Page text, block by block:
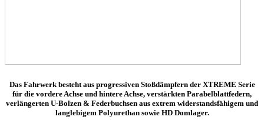
Das Fahrwerk besteht aus progressiven Stoßdämpfern der XTREME Serie
für die vordere Achse und hintere Achse, verstärkten Parabelblattfedern,
verlängerten U-Bolzen & Federbuchsen aus extrem widerstandsfähigem und
langlebigem Polyurethan sowie HD Domlager.